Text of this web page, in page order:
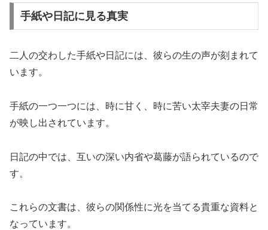
手紙や日記に見る真実
二人の交わした手紙や日記には、彼らの生の声が刻まれて
います。
手紙の一つ一つには、時に甘く、時に苦い太宰夫妻の日常
が映し出されています。
日記の中では、互いの深い内省や葛藤が語られているので
す。
これらの文書は、彼らの関係性に光を当てる貴重な資料と
なっています。